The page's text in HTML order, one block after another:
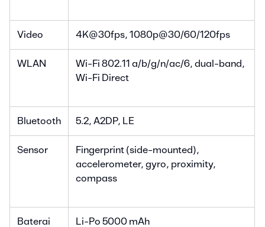
Video 4K@30fps, 1080p@30/60/120fps
WLAN
Wi-Fi 802.11 a/b/g/n/ac/6, dual-band,
Wi-Fi Direct
Bluetooth 5.2, A2DP, LE
Sensor
Fingerprint (side-mounted),
accelerometer, gyro, proximity,
compass
Baterai Li-Po 5000 mAh